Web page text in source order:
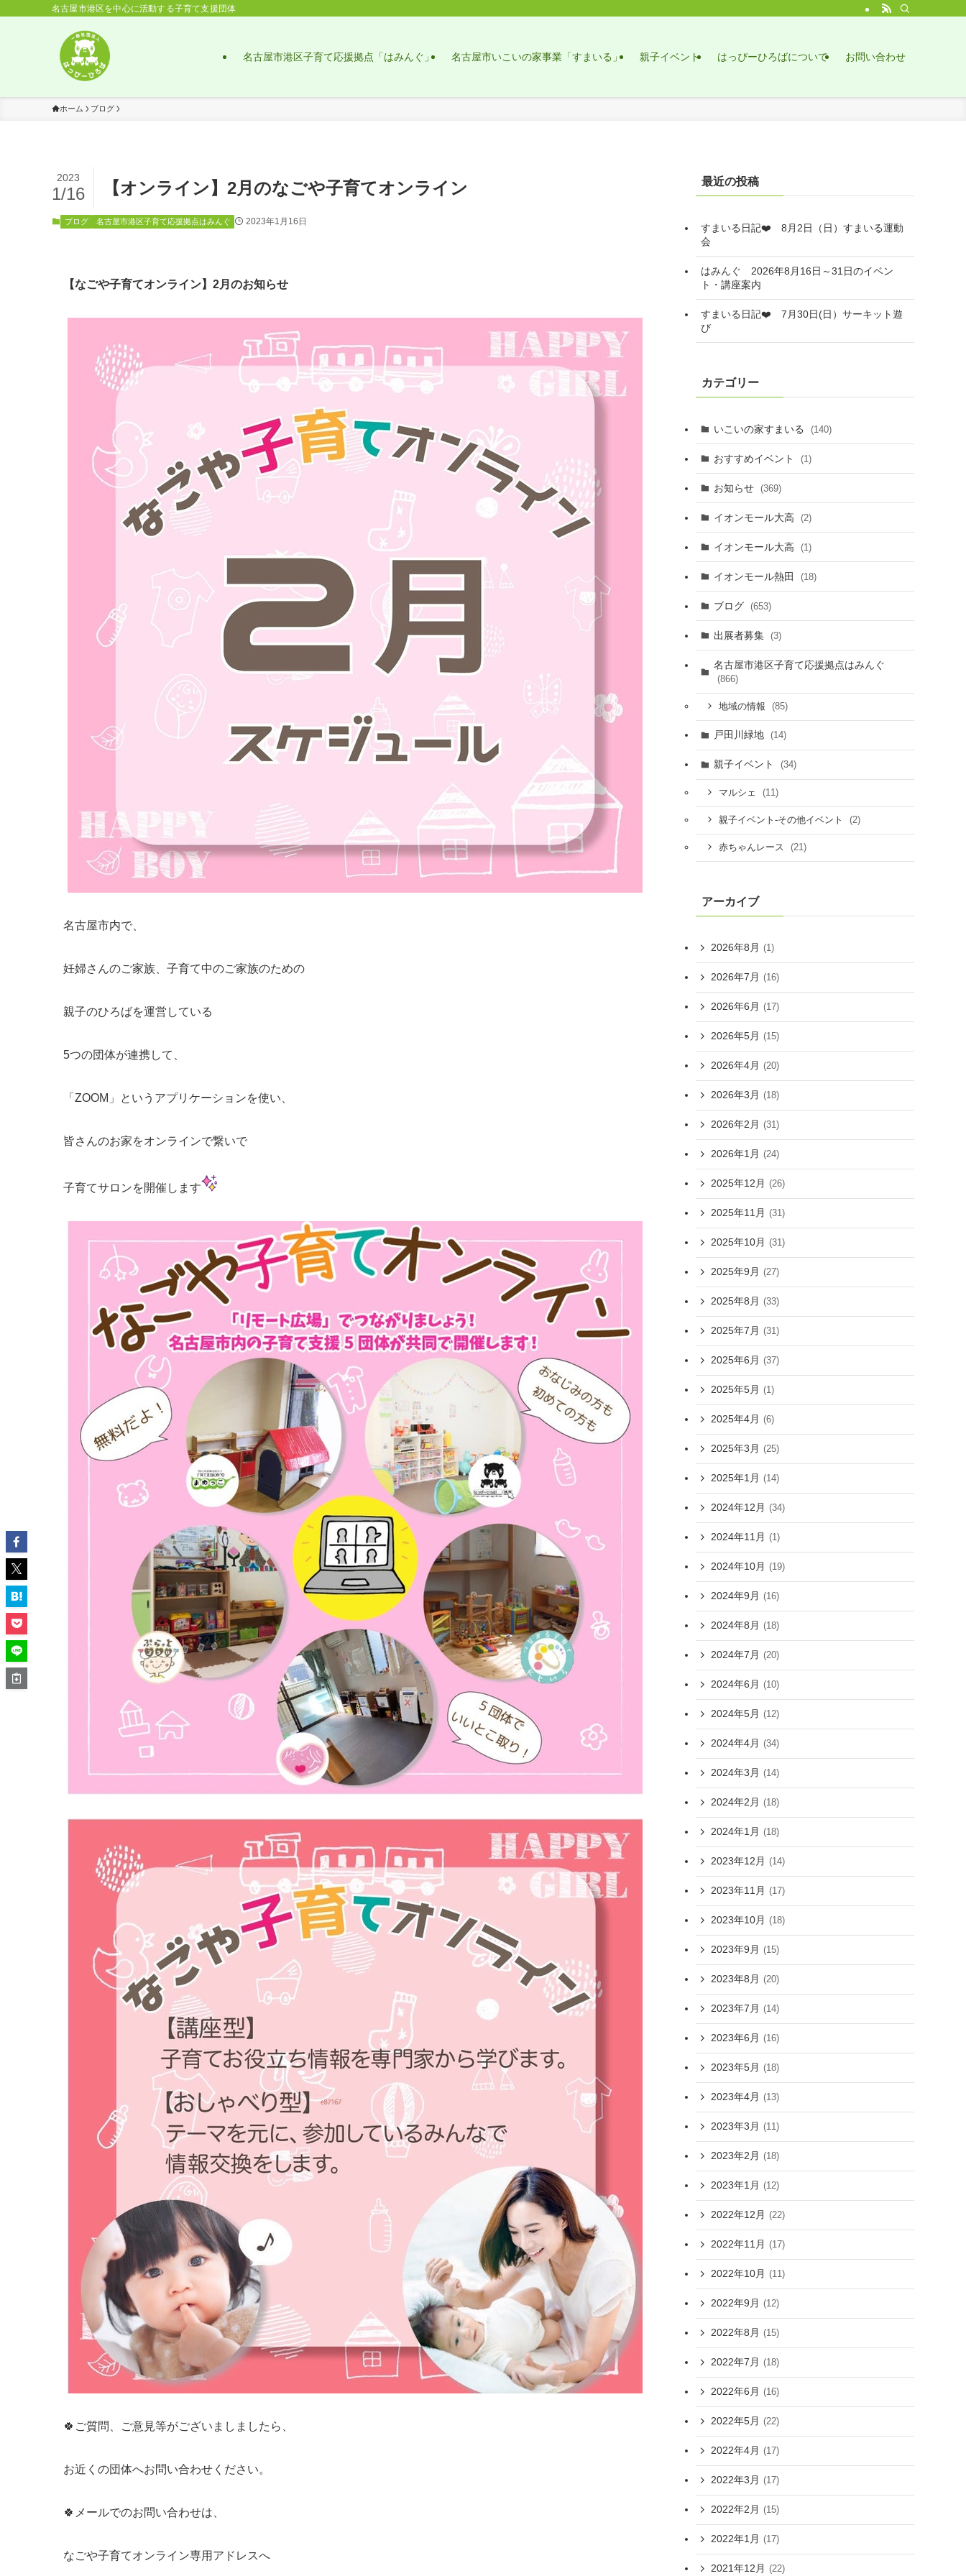
名古屋市港区を中心に活動する子育て支援団体
名古屋市港区子育て応援拠点「はみんぐ」 名古屋市いこいの家事業「すまいる」 親子イベント はっぴーひろばについて お問い合わせ
ホーム ブログ
【オンライン】2月のなごや子育てオンライン
2023
1/16
ブログ 名古屋市港区子育て応援拠点はみんぐ 2023年1月16日
【なごや子育てオンライン】 2月のお知らせ
名古屋市内で、
妊婦さんのご家族、子育て中のご家族のための
親子のひろばを運営している
5つの団体が連携して、
「ZOOM」というアプリケーションを使い、
皆さんのお家をオンラインで繋いで
子育てサロンを開催します
🍀ご質問、ご意見等がございましましたら、
お近くの団体へお問い合わせください。
🍀メールでのお問い合わせは、
なごや子育てオンライン専用アドレスへ
最近の投稿
すまいる日記❤️ 8月2日（日）すまいる運動
会
はみんぐ 2026年8月16日～31日のイベン
ト・講座案内
すまいる日記❤️ 7月30日(日）サーキット遊
び
カテゴリー
いこいの家すまいる (140)
おすすめイベント (1)
お知らせ (369)
イオンモール大高 (2)
イオンモール大高 (1)
イオンモール熱田 (18)
ブログ (653)
出展者募集 (3)
名古屋市港区子育て応援拠点はみんぐ
(866)
地域の情報 (85)
戸田川緑地 (14)
親子イベント (34)
マルシェ (11)
親子イベント-その他イベント (2)
赤ちゃんレース (21)
アーカイブ
2026年8月 (1)
2026年7月 (16)
2026年6月 (17)
2026年5月 (15)
2026年4月 (20)
2026年3月 (18)
2026年2月 (31)
2026年1月 (24)
2025年12月 (26)
2025年11月 (31)
2025年10月 (31)
2025年9月 (27)
2025年8月 (33)
2025年7月 (31)
2025年6月 (37)
2025年5月 (1)
2025年4月 (6)
2025年3月 (25)
2025年1月 (14)
2024年12月 (34)
2024年11月 (1)
2024年10月 (19)
2024年9月 (16)
2024年8月 (18)
2024年7月 (20)
2024年6月 (10)
2024年5月 (12)
2024年4月 (34)
2024年3月 (14)
2024年2月 (18)
2024年1月 (18)
2023年12月 (14)
2023年11月 (17)
2023年10月 (18)
2023年9月 (15)
2023年8月 (20)
2023年7月 (14)
2023年6月 (16)
2023年5月 (18)
2023年4月 (13)
2023年3月 (11)
2023年2月 (18)
2023年1月 (12)
2022年12月 (22)
2022年11月 (17)
2022年10月 (11)
2022年9月 (12)
2022年8月 (15)
2022年7月 (18)
2022年6月 (16)
2022年5月 (22)
2022年4月 (17)
2022年3月 (17)
2022年2月 (15)
2022年1月 (17)
2021年12月 (22)